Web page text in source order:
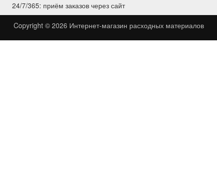
24/7/365: приём заказов через сайт
Copyright © 2026 Интернет-магазин расходных материалов